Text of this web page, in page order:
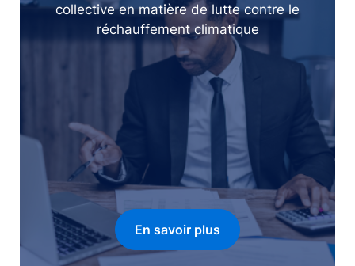
collective en matière de lutte contre le
réchauffement climatique
En savoir plus